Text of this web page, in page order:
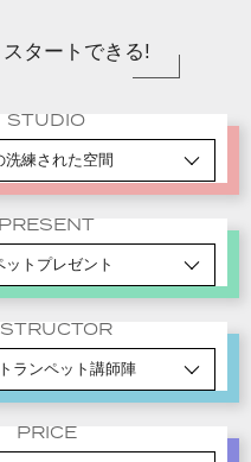
タートできる!
STUDIO
洗練された空間
PRESENT
ットプレゼント
ランペット講師陣
PRICE